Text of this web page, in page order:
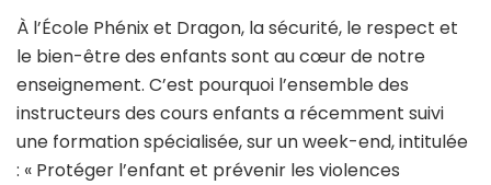
À l’École Phénix et Dragon, la sécurité, le respect et
le bien-être des enfants sont au cœur de notre
enseignement. C’est pourquoi l’ensemble des
instructeurs des cours enfants a récemment suivi
une formation spécialisée, sur un week-end, intitulée
: « Protéger l’enfant et prévenir les violences